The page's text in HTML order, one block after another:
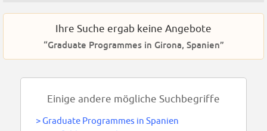
Ihre Suche ergab keine Angebote
“Graduate Programmes in Girona, Spanien”
Einige andere mögliche Suchbegriffe
> Graduate Programmes in Spanien